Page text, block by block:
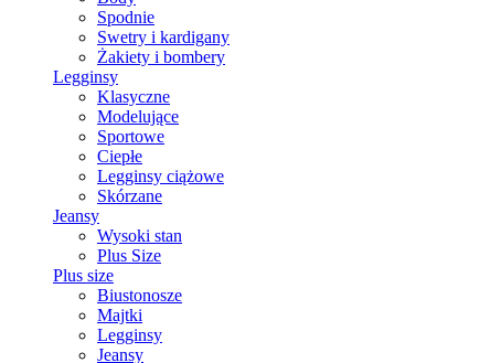
Spodnie
Swetry i kardigany
Żakiety i bombery
Legginsy
Klasyczne
Modelujące
Sportowe
Ciepłe
Legginsy ciążowe
Skórzane
Jeansy
Wysoki stan
Plus Size
Plus size
Biustonosze
Majtki
Legginsy
Jeansy